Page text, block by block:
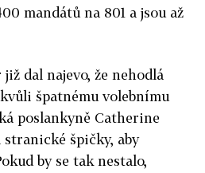
mandátů na 801 a jsou až
dal najevo, že nehodlá
špatnému volebnímu
poslankyně Catherine
stranické špičky, aby
by se tak nestalo,